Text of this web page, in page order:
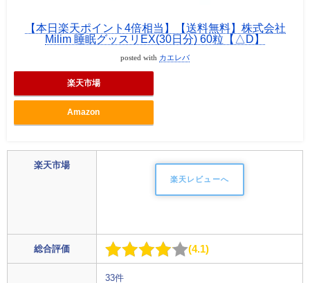
【本日楽天ポイント4倍相当】【送料無料】株式会社
Milim 睡眠グッスリEX(30日分) 60粒【△D】
posted with カエレバ
楽天市場
Amazon
楽天市場
楽天レビューへ
総合評価 4.1
33件